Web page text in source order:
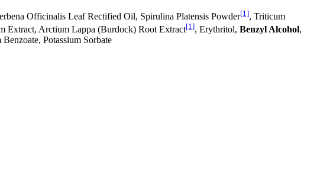
Officinalis Leaf Rectified Oil, Spirulina Platensis Powder[1], Triticum
Extract, Arctium Lappa (Burdock) Root Extract[1], Erythritol, Benzyl Alcohol,
Potassium Sorbate